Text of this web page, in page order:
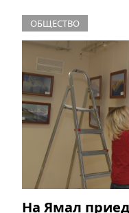
ОБЩЕСТВО
На Ямал